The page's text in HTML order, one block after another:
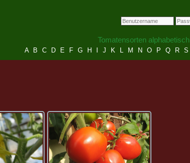
Tomatensorten alphabetisch
A B C D E F G H J K L M N O P Q R S